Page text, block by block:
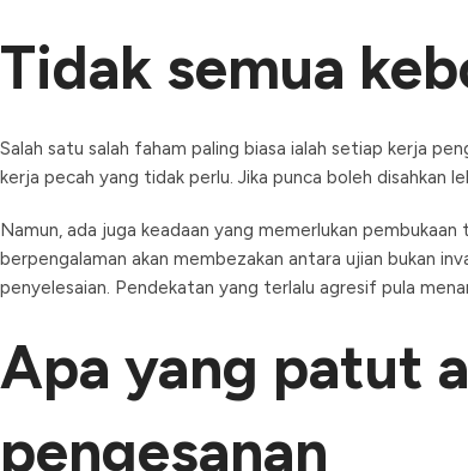
Tidak semua
Salah satu salah faham paling biasa ialah setiap kerja
kerja pecah yang tidak perlu. Jika punca boleh disahkan
Namun, ada juga keadaan yang memerlukan
berpengalaman akan membezakan antara ujian bukan
penyelesaian. Pendekatan yang terlalu agresif pula
Apa yang patut
pengesanan